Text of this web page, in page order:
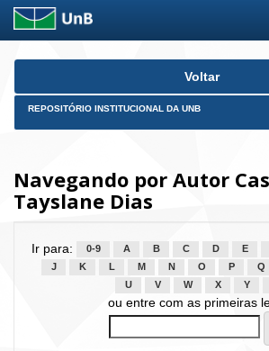
Skip
Voltar
REPOSITÓRIO INSTITUCIONAL DA UNB
Navegando por Autor
Tayslane Dias
Ir para: 0-9 A B C D E
J
K L M N O P Q
U
V W X Y
ou entre com as primeiras